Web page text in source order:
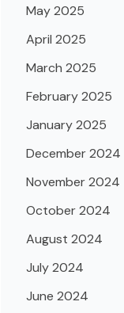
May 2025
April 2025
March 2025
February 2025
January 2025
December 2024
November 2024
October 2024
August 2024
July 2024
June 2024